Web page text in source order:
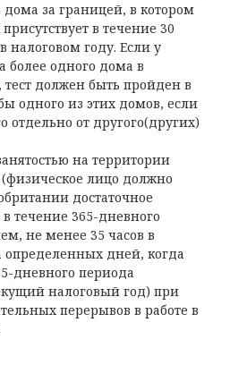
за границей, в котором
в течение 30
налоговом году. Если у
более одного дома в
должен быть пройден в
одного из этих домов, если
отдельно от другого(других)
на территории
лицо должно
достаточное
в течение 365-дневного
не менее 35 часов в
определенных дней, когда
дневного периода
налоговый год) при
перерывов в работе в